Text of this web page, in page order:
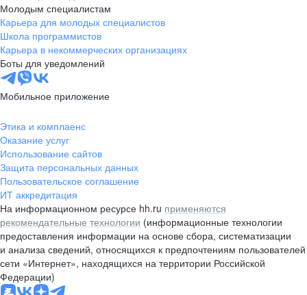
Молодым специалистам
Карьера для молодых специалистов
Школа программистов
Карьера в некоммерческих организациях
Боты для уведомлений
Мобильное приложение
Этика и комплаенс
Оказание услуг
Использование сайтов
Защита персональных данных
Пользовательское соглашение
ИТ аккредитация
На информационном ресурсе hh.ru применяются
рекомендательные технологии (информационные технологии
предоставления информации на основе сбора, систематизации
и анализа сведений, относящихся к предпочтениям пользователей
сети «Интернет», находящихся на территории Российской
Федерации)